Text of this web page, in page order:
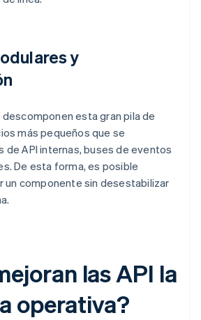
y
descomponen esta gran pila de
más pequeños que se
de API internas, buses de eventos
De esta forma, es posible
un componente sin desestabilizar
las API la
operativa?